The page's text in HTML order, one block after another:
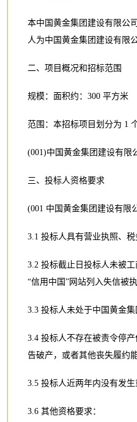
本中国黄金集团建设有限公
人为中国黄金集团建设有限
二、项目概况和招标范围
规模：面积约：300 平方米
范围：本招标项目划分为 1
(001)中国黄金集团建设有
三、投标人资格要求
(001 中国黄金集团建设有限
3.1 投标人具有营业执照、
3.2 投标截止日投标人未被
“信用中国”网站列入失信被
3.3 投标人未处于中国黄金
3.4 投标人不存在被责令停
告破产，或者其他丧失履约
3.5 投标人近两年内没有发
3.6 其他资格要求：